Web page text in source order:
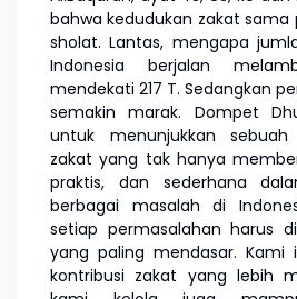
bahwa kedudukan zakat
sholat. Lantas, mengapa
Indonesia berjalan
mendekati 217 T. Sedangkan
semakin marak. Dompet
untuk menunjukkan
zakat yang tak hanya
praktis, dan sederhana
berbagai masalah di
setiap permasalahan harus
yang paling mendasar. Kami
kontribusi zakat yang lebih